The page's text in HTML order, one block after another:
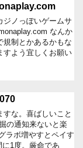
ジノっぽいゲームサ
なんか
規制とかあるかもな
すよう宜しくお願い
な。喜ばしいこと
の通知来ないと楽
ラボ増やすとペイす
1度。厳命であ